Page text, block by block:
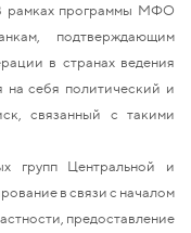
рамках программы МФО
подтверждающим
в странах ведения
себя политический и
связанный с такими
групп Центральной и
в связи с началом
предоставление